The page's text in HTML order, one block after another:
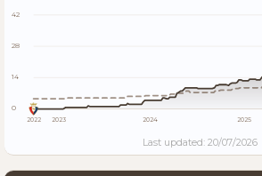
42
28
14
0
2022 2023 2024 2025
Last updated: 20/07/2026